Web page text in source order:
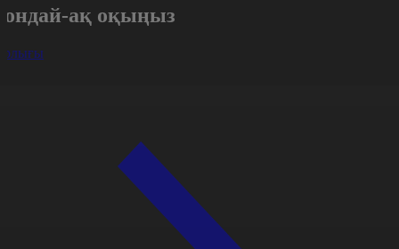
ақ оқыңыз